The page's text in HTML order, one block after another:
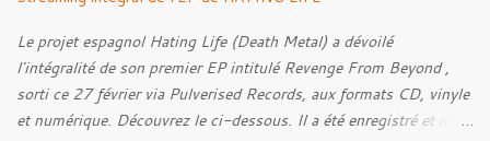
Le projet espagnol Hating Life (Death Metal) a dévoilé
l'intégralité de son premier EP intitulé Revenge From Beyond ,
sorti ce 27 février via Pulverised Records, aux formats CD, vinyle
et numérique. Découvrez le ci-dessous. Il a été enregistré et mixé